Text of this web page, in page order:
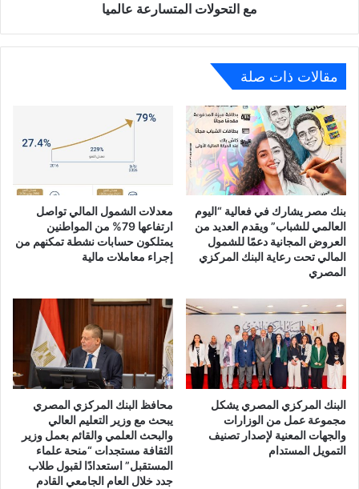
مع التحولات المتسارعة عالميا
مقالات ذات صلة
بنك مصر يشارك في فعالية “اليوم
العالمي للشباب” ويقدم العديد من
العروض المجانية دعمًا للشمول
المالي تحت رعاية البنك المركزي
المصري
معدلات الشمول المالي تواصل
ارتفاعها 79% من المواطنين
يمتلكون حسابات نشطة تمكنهم من
إجراء معاملات مالية
البنك المركزي المصري يشكل
مجموعة عمل من الوزارات
والجهات المعنية لإصدار تصنيف
التمويل المستدام
محافظ البنك المركزي المصري
يبحث مع وزير التعليم العالي
والبحث العلمي والقائم بعمل وزير
الثقافة مستجدات “منحة علماء
المستقبل” استعدادًا لقبول طلاب
جدد خلال العام الجامعي القادم